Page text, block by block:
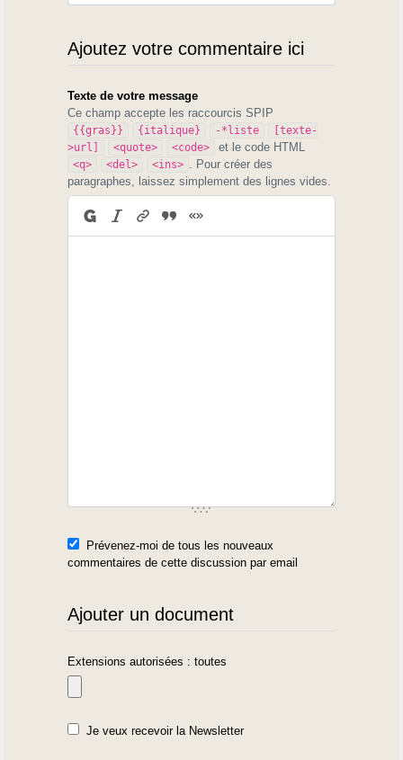
Ajoutez votre commentaire ici
Texte de votre message
Ce champ accepte les raccourcis SPIP
{{gras}} {italique} -*liste
[texte-
>url]
<quote> <code> et le code HTML
<q> <del> <ins> . Pour créer des
paragraphes, laissez simplement des lignes vides.
Prévenez-moi de tous les nouveaux
commentaires de cette discussion par email
Ajouter un document
Extensions autorisées : toutes
Je veux recevoir la Newsletter